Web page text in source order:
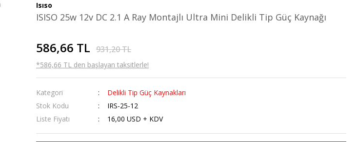
Isıso
ISISO 25w 12v DC 2.1 A Ray Montajlı Ultra Mini Delikli Tip Güç Kaynağı
586,66 TL 931,20 TL
*586,66 TL den başlayan taksitlerle!
Kategori
Delikli Tip Güç Kaynakları
Stok Kodu
IRS-25-12
Liste Fiyatı
16,00 USD + KDV